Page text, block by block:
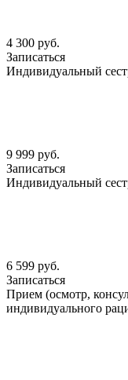
4 300 руб.
Записаться
Индивидуальный
9 999 руб.
Записаться
Индивидуальный
6 599 руб.
Записаться
Прием (осмотр,
индивидуального